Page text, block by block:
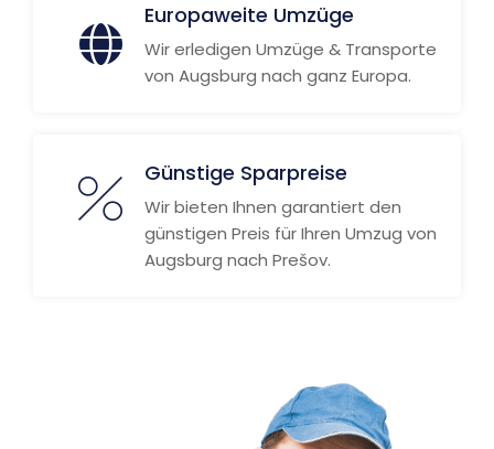
Europaweite Umzüge
Wir erledigen Umzüge & Transporte
von Augsburg nach ganz Europa.
Günstige Sparpreise
Wir bieten Ihnen garantiert den
günstigen Preis für Ihren Umzug von
Augsburg nach Prešov.